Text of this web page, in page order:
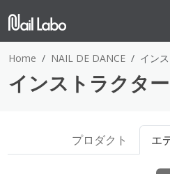
Home NAIL DE DANCE イン
インストラクタ
プロダクト エ